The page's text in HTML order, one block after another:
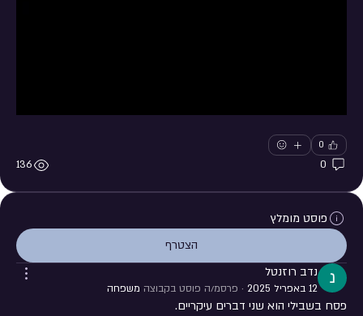
0
0
136
פוסט מומלץ
הצטרף
נדב רוזנטל
12 באפריל 2025 · פרסמ/ה פוסט בקבוצה משפחה
פסח בשבילי הוא שני דברים עיקריים.